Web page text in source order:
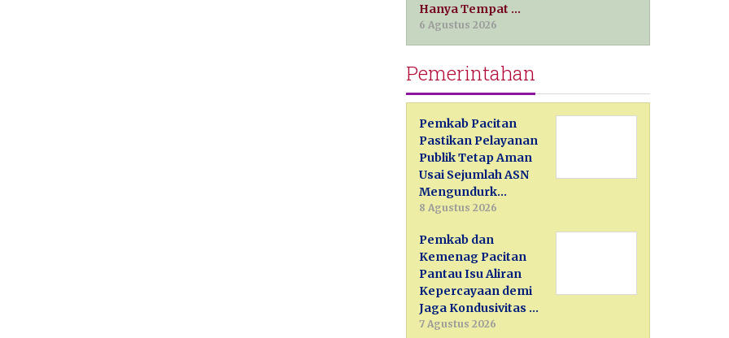
Hanya Tempat …
6 Agustus 2026
Pemerintahan
Pemkab Pacitan
Pastikan Pelayanan
Publik Tetap Aman
Usai Sejumlah ASN
Mengundurk…
8 Agustus 2026
Pemkab dan
Kemenag Pacitan
Pantau Isu Aliran
Kepercayaan demi
Jaga Kondusivitas …
7 Agustus 2026